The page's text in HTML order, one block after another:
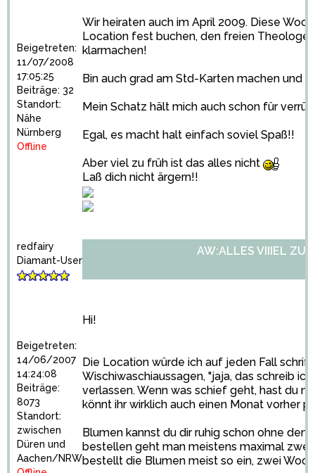
Beigetreten:
11/07/2008
17:05:25
Beiträge: 32
Standort:
Nähe
Nürnberg
Offline
Wir heiraten auch im April 2009. Diese
Location fest buchen, den freien
klarmachen!
Bin auch grad am Std-Karten machen und
Mein Schatz hält mich auch schon für
Egal, es macht halt einfach soviel Spaß!!
Aber viel zu früh ist das alles nicht
Laß dich nicht ärgern!!
redfairy
Diamant-User
Beigetreten:
14/06/2007
14:24:08
Beiträge:
8073
Standort:
zwischen
Düren und
Aachen/NRW
AW:ALLES VIIIEL ZU
Hi!
Die Location würde ich auf jeden Fall
Wischiwaschiaussagen, "jaja, das schreib
verlassen. Wenn was schief geht, hast du
könnt ihr wirklich auch einen Monat vorher
Blumen kannst du dir ruhig schon ohne den
bestellen geht man meistens maximal
bestellt die Blumen meist so ein, zwei